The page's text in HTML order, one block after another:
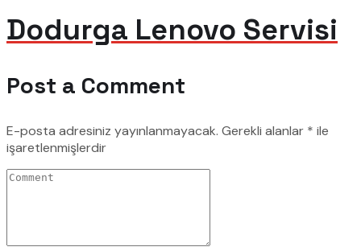
Dodurga Lenovo Servisi
Post a Comment
E-posta adresiniz yayınlanmayacak. Gerekli alanlar * ile
işaretlenmişlerdir